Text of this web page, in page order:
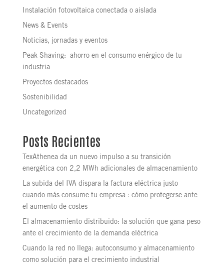
Instalación fotovoltaica conectada o aislada
News & Events
Noticias, jornadas y eventos
Peak Shaving: ahorro en el consumo enérgico de tu
industria
Proyectos destacados
Sostenibilidad
Uncategorized
Posts Recientes
TexAthenea da un nuevo impulso a su transición
energética con 2,2 MWh adicionales de almacenamiento
La subida del IVA dispara la factura eléctrica justo
cuando más consume tu empresa : cómo protegerse ante
el aumento de costes
El almacenamiento distribuido: la solución que gana peso
ante el crecimiento de la demanda eléctrica
Cuando la red no llega: autoconsumo y almacenamiento
como solución para el crecimiento industrial